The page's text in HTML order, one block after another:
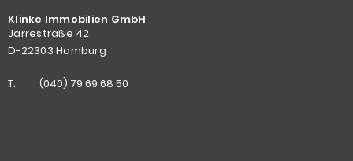
Klinke Immobilien GmbH
Jarrestraße 42
D-22303 Hamburg
T: (040) 79 69 68 50